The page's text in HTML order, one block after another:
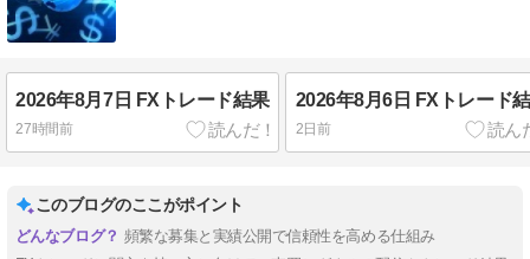
2026年8月7日 FXトレード結果
27時間前
2026年8月6日 FXトレード
2日前
このブログのここがポイント
頻繁な募集と実績公開で信頼性を高める仕組み